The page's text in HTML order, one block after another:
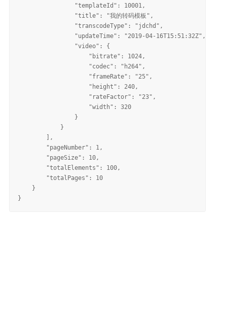
                "templateId": 10001,
                "title": "我的转码模板",
                "transcodeType": "jdchd",
                "updateTime": "2019-04-16T15:51:32Z",
                "video": {
                    "bitrate": 1024,
                    "codec": "h264",
                    "frameRate": "25",
                    "height": 240,
                    "rateFactor": "23",
                    "width": 320
                }
            }
        ],
        "pageNumber": 1,
        "pageSize": 10,
        "totalElements": 100,
        "totalPages": 10
    }